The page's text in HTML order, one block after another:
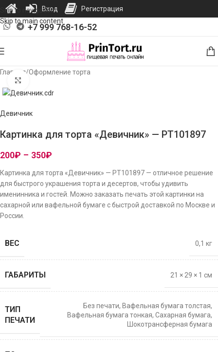
Skip to navigation
Skip to main content
+7 999 768-16-52
Главная/Оформление торта
Девичник
Картинка для торта «Девичник» — PT101897
200₽ – 350₽
Картинка для торта «Девичник» — PT101897 — отличное решение
для быстрого украшения торта и десертов, чтобы удивить
именинника и гостей. Можно заказать печать этой картинки на
сахарной или вафельной бумаге с быстрой доставкой по Москве и
России.
ВЕС 0,1 кг
ГАБАРИТЫ 21 × 29 × 1 см
ТИП
ПЕЧАТИ
Без печати, Вафельная бумага толстая,
Вафельная бумага тонкая, Сахарная бумага,
Шокотрансферная бумага
Вход Регистрация